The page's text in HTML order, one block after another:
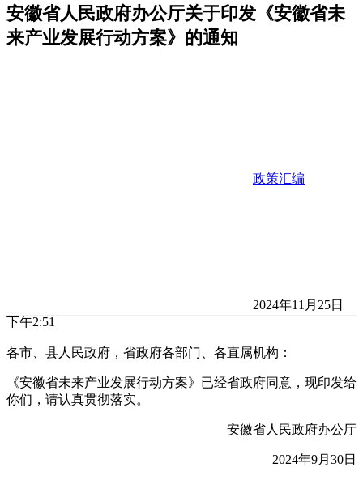
安徽省人民政府办公厅关于印发《安徽省未
来产业发展行动方案》的通知
政策汇编
2024年11月25日
下午2:51
各市、县人民政府，省政府各部门、各直属机构：
《安徽省未来产业发展行动方案》已经省政府同意，现印发给
你们，请认真贯彻落实。
安徽省人民政府办公厅
2024年9月30日